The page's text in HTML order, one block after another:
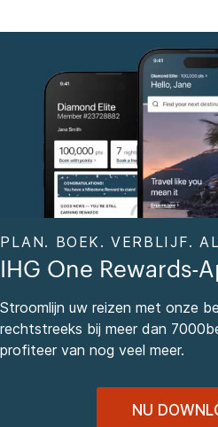
PLAN. BOEK. VERBLIJF.
IHG One Rewards-
Stroomlijn uw reizen met onze
rechtstreeks bij meer dan
profiteer van nog veel meer.
NU